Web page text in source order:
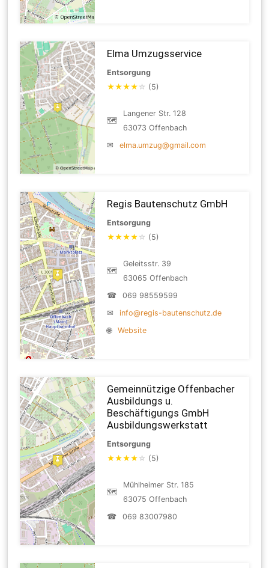
Elma Umzugsservice
Entsorgung
★★★★ ☆ (5)
🗺
Langener Str. 128
63073 Offenbach
✉
elma.umzug@gmail.com
Regis Bautenschutz GmbH
Entsorgung
★★★★ ☆ (5)
🗺
Geleitsstr. 39
63065 Offenbach
☎
069 98559599
✉
info@regis-bautenschutz.de
🌐
Website
Gemeinnützige Offenbacher
Ausbildungs u.
Beschäftigungs GmbH
Ausbildungswerkstatt
Entsorgung
★★★★ ☆ (5)
🗺
Mühlheimer Str. 185
63075 Offenbach
☎
069 83007980